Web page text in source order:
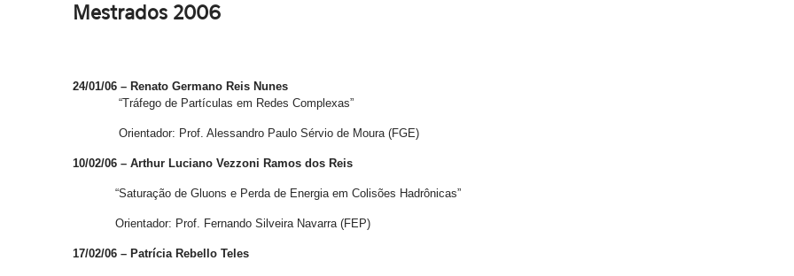
Mestrados 2006
24/01/06 – Renato Germano Reis Nunes
“Tráfego de Partículas em Redes Complexas”
Orientador: Prof. Alessandro Paulo Sérvio de Moura (FGE)
10/02/06 – Arthur Luciano Vezzoni Ramos dos Reis
“Saturação de Gluons e Perda de Energia em Colisões Hadrônicas”
Orientador: Prof. Fernando Silveira Navarra (FEP)
17/02/06 – Patrícia Rebello Teles